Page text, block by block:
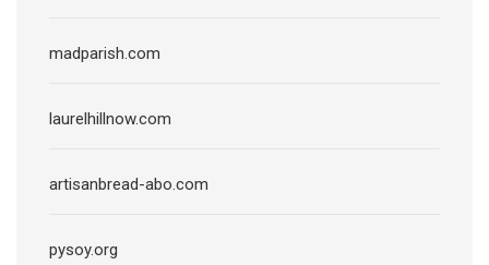
madparish.com
laurelhillnow.com
artisanbread-abo.com
pysoy.org